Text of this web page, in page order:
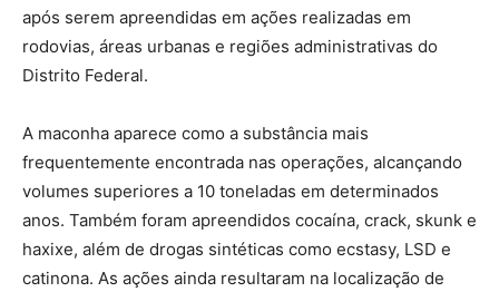
após serem apreendidas em ações realizadas em
rodovias, áreas urbanas e regiões administrativas do
Distrito Federal.
A maconha aparece como a substância mais
frequentemente encontrada nas operações, alcançando
volumes superiores a 10 toneladas em determinados
anos. Também foram apreendidos cocaína, crack, skunk e
haxixe, além de drogas sintéticas como ecstasy, LSD e
catinona. As ações ainda resultaram na localização de